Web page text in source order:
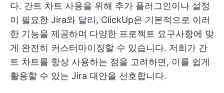
다. 간트 차트 사용을 위해 추가 플러그인이나 설정
이 필요한 Jira와 달리, ClickUp은 기본적으로 이러
한 기능을 제공하며 다양한 프로젝트 요구사항에 맞
게 완전히 커스터마이징할 수 있습니다. 저희가 간
트 차트를 항상 사용하는 점을 고려하면, 이를 쉽게
활용할 수 있는 Jira 대안을 선호합니다.